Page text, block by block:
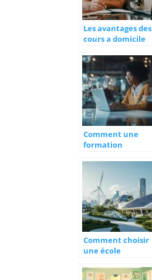
Les avantages des
cours a domicile
Comment une
formation
carrière dans l’IT
Comment choisir
une école
maîtrise de